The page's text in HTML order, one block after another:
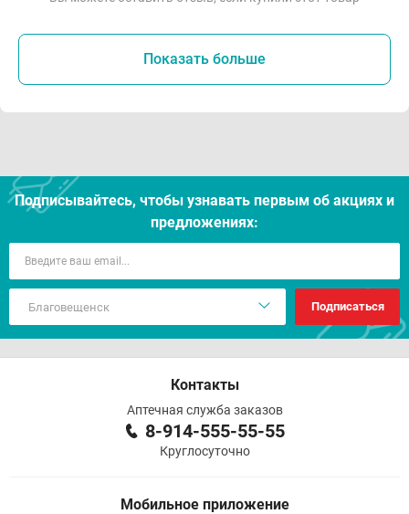
Показать больше
Подписывайтесь, чтобы узнавать первым об акцияx и
предложениях:
Подписаться
Контакты
Аптечная служба заказов
8-914-555-55-55
Круглосуточно
Мобильное приложение